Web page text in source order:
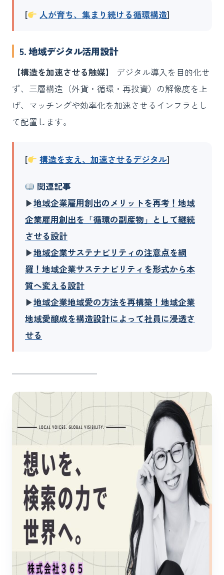
[ 人が育ち、集まり続ける循環構造]
5. 地域デジタル活用設計
【構造を加速させる触媒】
デジタル導入を目的化せ
ず、三層構造（外貨・循環・再投資）の解像度を上
げ、マッチングや効率化を加速させるインフラとし
て配置します。
[ 構造を支え、加速させるデジタル]
関連記事
▶︎地域企業雇用創出のメリットを再考！地域
企業雇用創出を「循環の副産物」として継続
させる設計
▶︎地域企業サステナビリティの注意点を網
羅！地域企業サステナビリティを形式から本
質へ変える設計
▶︎地域企業地域愛の方法を再構築！地域企業
地域愛醸成を構造設計によって社員に浸透さ
せる
――――――――――